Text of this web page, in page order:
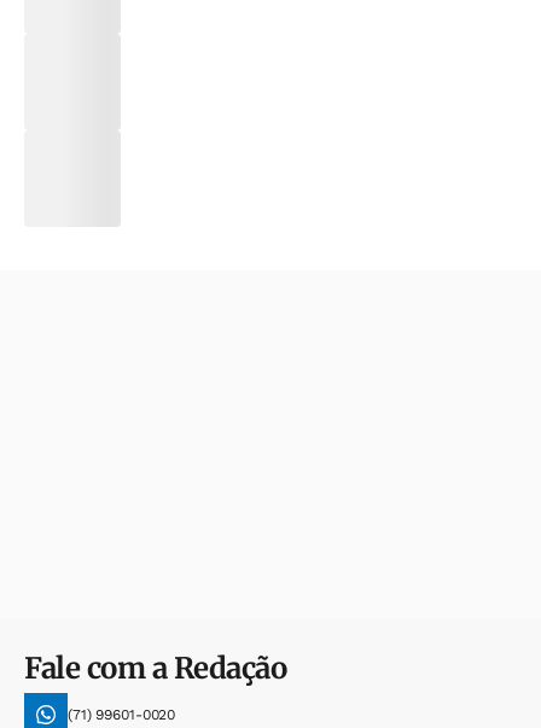
Fale com a Redação
(71) 99601-0020